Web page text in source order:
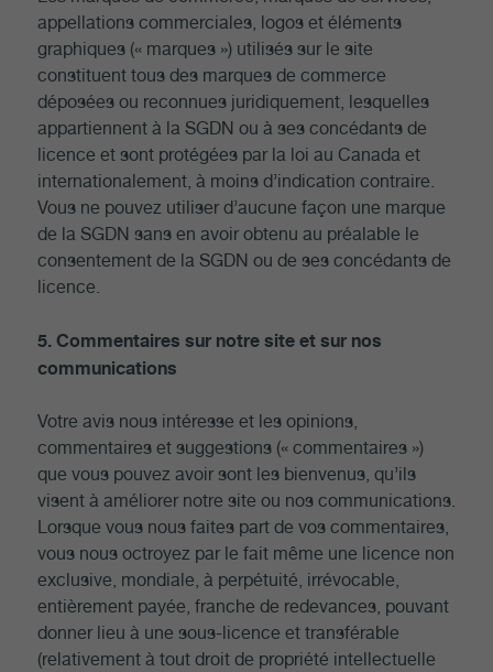
appellations commerciales, logos et éléments
graphiques (« marques ») utilisés sur le site
constituent tous des marques de commerce
déposées ou reconnues juridiquement, lesquelles
appartiennent à la SGDN ou à ses concédants de
licence et sont protégées par la loi au Canada et
internationalement, à moins d’indication contraire.
Vous ne pouvez utiliser d’aucune façon une marque
de la SGDN sans en avoir obtenu au préalable le
consentement de la SGDN ou de ses concédants de
licence.
5. Commentaires sur notre site et sur nos
communications
Votre avis nous intéresse et les opinions,
commentaires et suggestions (« commentaires »)
que vous pouvez avoir sont les bienvenus, qu’ils
visent à améliorer notre site ou nos communications.
Lorsque vous nous faites part de vos commentaires,
vous nous octroyez par le fait même une licence non
exclusive, mondiale, à perpétuité, irrévocable,
entièrement payée, franche de redevances, pouvant
donner lieu à une sous-licence et transférable
(relativement à tout droit de propriété intellectuelle